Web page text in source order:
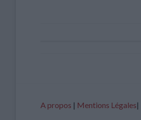
A propos | Mentions Légales|